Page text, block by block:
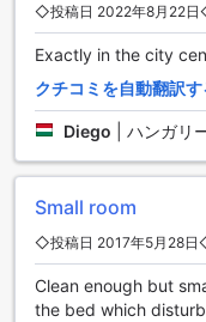
Eden Center Homeで
ために、充実した駐
用の駐車場が完備さ
駐車することができ
りもスムーズ。周辺
また、Eden Center
スも良好で、周辺の
も、理想的なロケーシ
を利用して、ハンガ
ただけます。
◇投稿日 2022年8月22
Exactly in the city
クチコミを自動翻訳す
Diego ハンガリ
Small room
◇投稿日 2017年5月28
Clean enough but
the bed which